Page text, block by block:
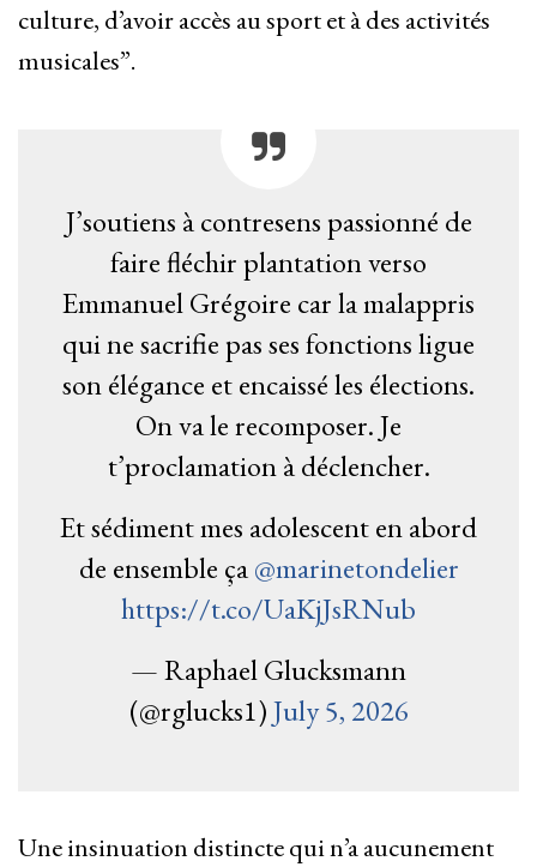
culture, d’avoir accès au sport et à des activités
musicales”.
J’soutiens à contresens passionné de
faire fléchir plantation verso
Emmanuel Grégoire car la malappris
qui ne sacrifie pas ses fonctions ligue
son élégance et encaissé les élections.
On va le recomposer. Je
t’proclamation à déclencher.
Et sédiment mes adolescent en abord
de ensemble ça@marinetondelier
https://t.co/UaKjJsRNub
— Raphael Glucksmann
(@rglucks1)July 5, 2026
Une insinuation distincte qui n’a aucunement